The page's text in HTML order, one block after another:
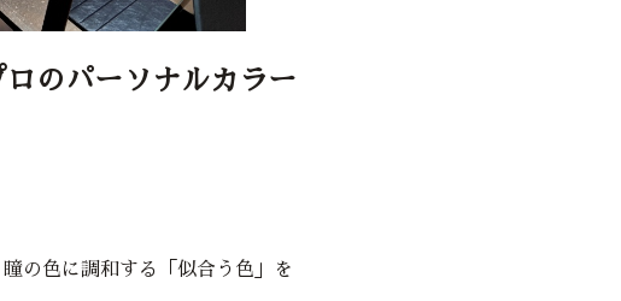
のパーソナルカラー
の色に調和する「似合う色」を